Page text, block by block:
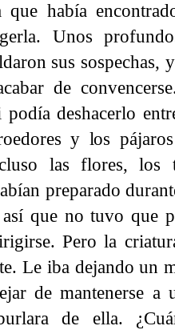
que había
Unos
sus
de
podía deshacerlo
y los
las flores, los
preparado
que no tuvo que
Pero la
Le iba dejando un
de mantenerse a
de ella.